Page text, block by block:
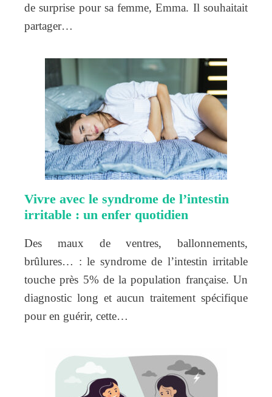
de surprise pour sa femme, Emma. Il souhaitait
partager…
Vivre avec le syndrome de l’intestin
irritable : un enfer quotidien
Des maux de ventres, ballonnements,
brûlures… : le syndrome de l’intestin irritable
touche près 5% de la population française. Un
diagnostic long et aucun traitement spécifique
pour en guérir, cette…